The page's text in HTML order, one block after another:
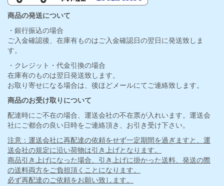
商品の発送について
・銀行振込の場合
ご入金確認後、在庫有ものはご入金確認日の翌日に発送致しま
す。
・クレジット・代金引換の場合
在庫有のものは翌日発送致します。
お取り寄せになる場合は、後ほどメールにてご連絡致します。
商品のお受け取りについて
配達時にご不在の場合、運送会社の不在票が入れいます。運送会
社にご都合の良い日時をご連絡頂き、お引き受け下さい。
注意：運送会社に再配達の依頼をせず一定期間を過ぎますと、運
送会社の規定に沿い荷物は引き上げとなります。
商品引き上げになった場合、引き上げに掛かった送料、発送の際
の送料両方をご負担頂くことになります。
必ず再配達のご依頼をお願い致します。